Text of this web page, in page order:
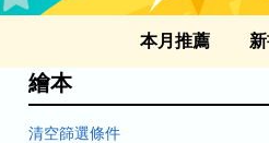
本月推薦
繪本
清空篩選條件